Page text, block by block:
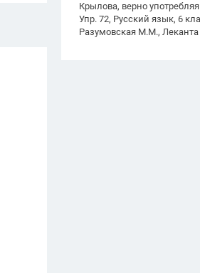
Крылова, верно
Упр. 72, Русский язык, 6
Разумовская М.М.,